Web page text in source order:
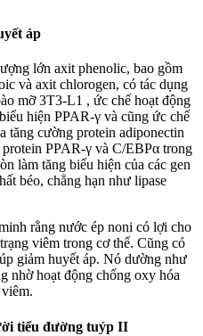
áp
lớn axit phenolic, bao gồm
và axit chlorogen, có tác dụng
mỡ 3T3-L1 , ức chế hoạt động
hiện PPAR-γ và cũng ức chế
tăng cường protein adiponectin
PPAR-γ và C/EBPα trong
làm tăng biểu hiện của các gen
béo, chẳng hạn như lipase
rằng nước ép noni có lợi cho
viêm trong cơ thể. Cũng có
giảm huyết áp. Nó dường như
nhờ hoạt động chống oxy hóa
tiểu đường tuýp II